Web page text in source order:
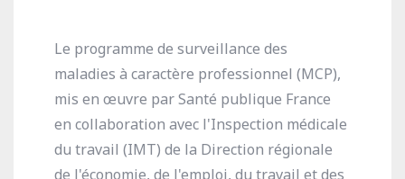
Le programme de surveillance des
maladies à caractère professionnel (MCP),
mis en œuvre par Santé publique France
en collaboration avec l'Inspection médicale
du travail (IMT) de la Direction régionale
de l'économie, de l'emploi, du travail et des